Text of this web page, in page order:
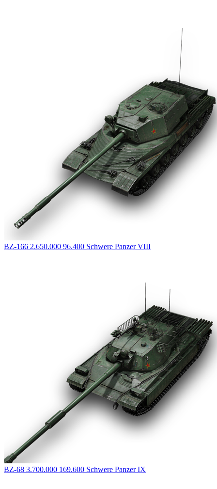
BZ-166 2.650.000 96.400 Schwere PanzerVIII
BZ-68 3.700.000 169.600 Schwere PanzerIX